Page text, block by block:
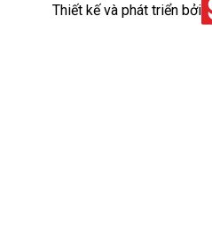
Thiết kế và phát triển bởi